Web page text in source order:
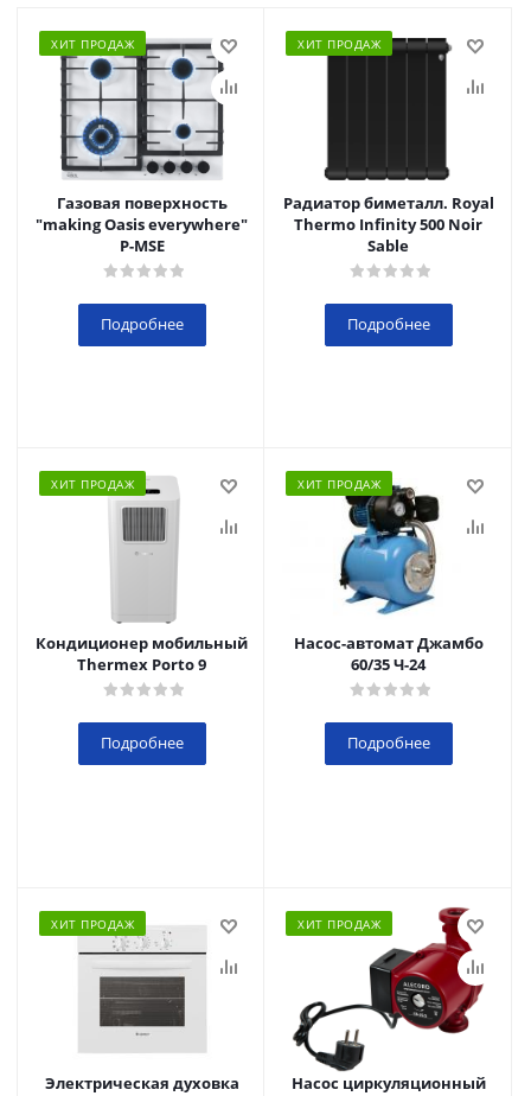
ХИТ ПРОДАЖ
Газовая поверхность
"making Oasis everywhere"
P-MSE
Подробнее
ХИТ ПРОДАЖ
Радиатор биметалл. Royal
Thermo Infinity 500 Noir
Sable
Подробнее
ХИТ ПРОДАЖ
Кондиционер мобильный
Thermex Porto 9
Подробнее
ХИТ ПРОДАЖ
Насос-автомат Джамбо
60/35 Ч-24
Подробнее
ХИТ ПРОДАЖ
Электрическая духовка
ХИТ ПРОДАЖ
Насос циркуляционный